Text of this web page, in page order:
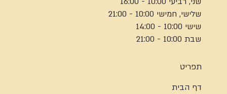
שלישי, חמישי 10:00 - 21:00
שישי 10:00 - 14:00
שבת 10:00 - 21:00
תפריט
דף הבית